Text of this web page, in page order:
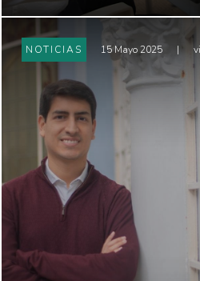
NOTICIAS 15 Mayo 2025 |